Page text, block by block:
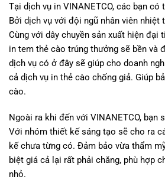
Tại dịch vụ in VINANETCO, các bạn có
Bởi dịch vụ với đội ngũ nhân viên nhiệt
Cùng với dây chuyền sản xuất hiện đại
in tem thẻ cào trúng thưởng sẽ bền và
dịch vụ có ở đây sẽ giúp cho doanh
cả dịch vụ in thẻ cào chống giả. Giúp
cào.
Ngoài ra khi đến với VINANETCO, bạn
Với nhóm thiết kế sáng tạo sẽ cho ra
kế chưa từng có. Đảm bảo vừa thẩm
biệt giá cả lại rất phải chăng, phù hợp
nhỏ.